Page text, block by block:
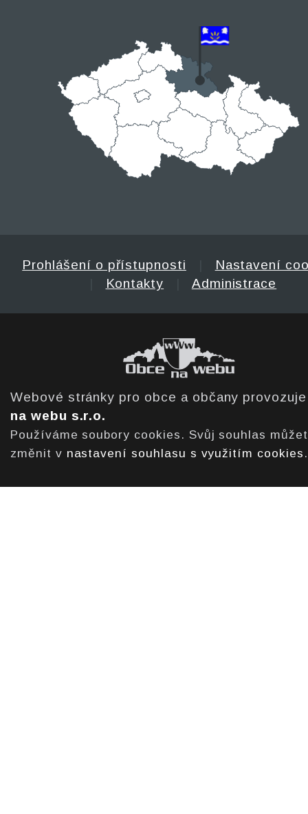
Prohlášení o přístupnosti
Nastavení
Kontakty Administrace
Webové stránky pro obce a občany
na webu s.r.o.
Používáme soubory cookies. Svůj souhlas
změnit v nastavení souhlasu s využitím cookies .